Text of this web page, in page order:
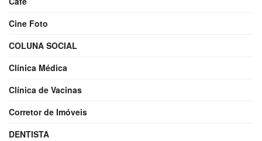
Cine Foto
COLUNA SOCIAL
Clínica Médica
Clínica de Vacinas
Corretor de Imóveis
DENTISTA